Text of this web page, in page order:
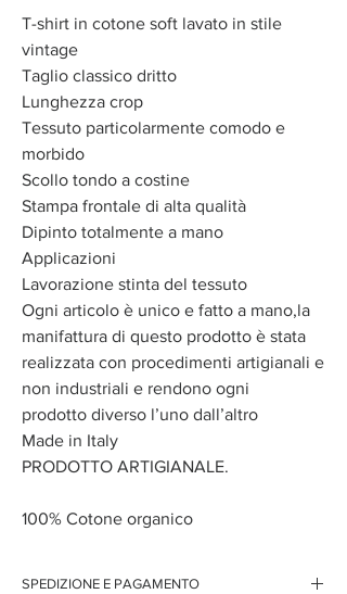
T-shirt in cotone soft lavato in stile
vintage
Taglio classico dritto
Lunghezza crop
Tessuto particolarmente comodo e
morbido
Scollo tondo a costine
Stampa frontale di alta qualità
Dipinto totalmente a mano
Applicazioni
Lavorazione stinta del tessuto
Ogni articolo è unico e fatto a mano,la
manifattura di questo prodotto è stata
realizzata con procedimenti artigianali e
non industriali e rendono ogni
prodotto diverso l’uno dall’altro
Made in Italy
PRODOTTO ARTIGIANALE.
100% Cotone organico
SPEDIZIONE E PAGAMENTO